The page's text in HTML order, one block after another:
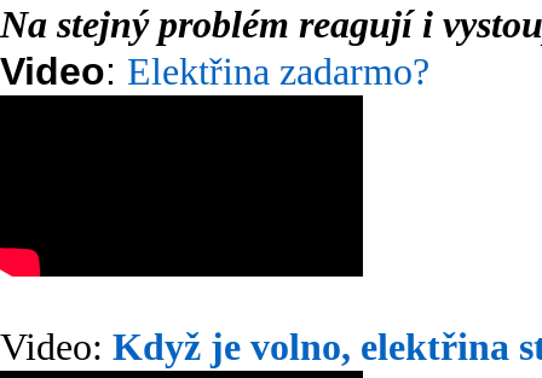
Na stejný problém reagují i
Video: Elektřina zadarmo?
Video: Když je volno, elektřina